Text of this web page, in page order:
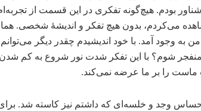
بودم. هیچ‌گونه تفکری در این قسمت از
می‌کردم، بدون هیچ تفکر و اندیشۀ شخصی.
من به وجود آمد. با خود اندیشیدم چقدر دیگر
شوم؟ با این تفکر شدت نور شروع به کم شدن
ماست را بر ما عرضه نمی‌کند.
وجد و خلسه‌ای که داشتم نیز کاسته شد. برای